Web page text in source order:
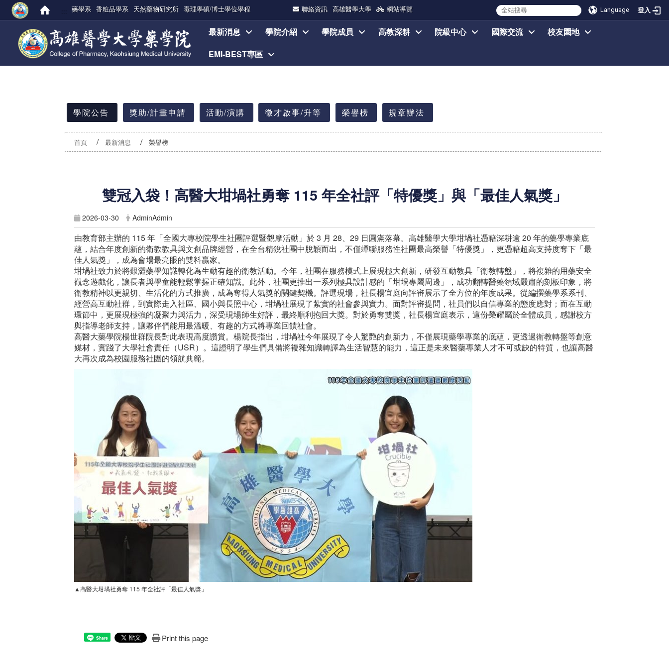
Language 登入
藥學系 香粧品學系 天然藥物研究所 毒理學碩/博士學位學程 聯絡資訊 高雄醫學大學 網站導覽
最新消息 學院介紹 學院成員 高教深耕 院級中心 國際交流
校友園地
EMI-BEST專區
學院公告
獎助/計畫申請 活動/演講 徵才啟事/升等 榮譽榜 規章辦法
首頁 最新消息 榮譽榜
雙冠入袋！高醫大坩堝社勇奪 115 年全社評「特優獎」與「最佳人氣獎」
2026-03-30 AdminAdmin
由教育部主辦的 115 年「全國大專校院學生社團評選暨觀摩活動」於 3 月 28、29 日圓滿落幕。高雄醫學大學坩堝社憑藉深耕逾 20 年的藥學專業底
蘊，結合年度創新的衛教教具與文創品牌經營，在全台精銳社團中脫穎而出，不僅蟬聯服務性社團最高榮譽「特優獎」，更憑藉超高支持度奪下「最
佳人氣獎」，成為會場最亮眼的雙料贏家。
坩堝社致力於將艱澀藥學知識轉化為生動有趣的衛教活動。今年，社團在服務模式上展現極大創新，研發互動教具「衛教轉盤」，將複雜的用藥安全
觀念遊戲化，讓長者與學童能輕鬆掌握正確知識。此外，社團更推出一系列極具設計感的「坩堝專屬周邊」，成功翻轉醫藥領域嚴肅的刻板印象，將
衛教精神以更親切、生活化的方式推廣，成為奪得人氣獎的關鍵契機。評選現場，社長楊宜庭向評審展示了全方位的年度成果。從編撰藥學系系刊、
經營高互動社群，到實際走入社區、國小與長照中心，坩堝社展現了紮實的社會參與實力。面對評審提問，社員們以自信專業的態度應對；而在互動
環節中，更展現極強的凝聚力與活力，深受現場師生好評，最終順利抱回大獎。對於勇奪雙獎，社長楊宜庭表示，這份榮耀屬於全體成員，感謝校方
與指導老師支持，讓夥伴們能用最溫暖、有趣的方式將專業回饋社會。
高醫大藥學院楊世群院長對此表現高度讚賞。楊院長指出，坩堝社今年展現了令人驚艷的創新力，不僅展現藥學專業的底蘊，更透過衛教轉盤等創意
媒材，實踐了大學社會責任（USR）。這證明了學生們具備將複雜知識轉譯為生活智慧的能力，這正是未來醫藥專業人才不可或缺的特質，也讓高醫
大再次成為校園服務社團的領航典範。
▲高醫大坩堝社勇奪 115 年全社評「最佳人氣獎」
Share Print this page